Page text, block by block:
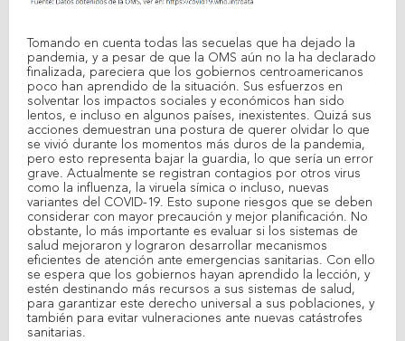
Tomando en cuenta todas las secuelas que ha dejado la
pandemia, y a pesar de que la OMS aún no la ha declarado
finalizada, pareciera que los gobiernos centroamericanos
poco han aprendido de la situación. Sus esfuerzos en
solventar los impactos sociales y económicos han sido
lentos, e incluso en algunos países, inexistentes. Quizá sus
acciones demuestran una postura de querer olvidar lo que
se vivió durante los momentos más duros de la pandemia,
pero esto representa bajar la guardia, lo que sería un error
grave. Actualmente se registran contagios por otros virus
como la influenza, la viruela símica o incluso, nuevas
variantes del COVID-19. Esto supone riesgos que se deben
considerar con mayor precaución y mejor planificación. No
obstante, lo más importante es evaluar si los sistemas de
salud mejoraron y lograron desarrollar mecanismos
eficientes de atención ante emergencias sanitarias. Con ello
se espera que los gobiernos hayan aprendido la lección, y
estén destinando más recursos a sus sistemas de salud,
para garantizar este derecho universal a sus poblaciones, y
también para evitar vulneraciones ante nuevas catástrofes
sanitarias.